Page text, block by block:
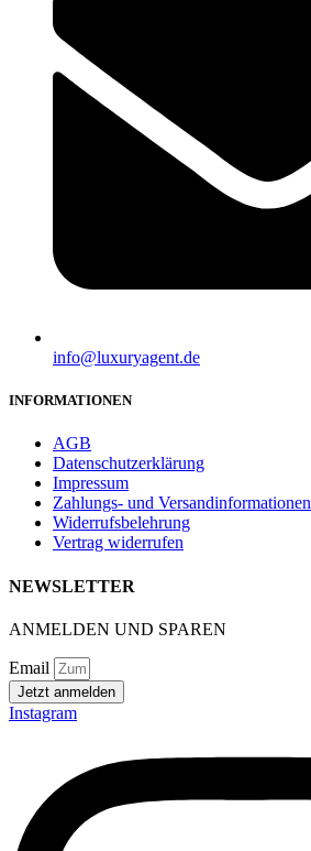
info@luxuryagent.de
INFORMATIONEN
AGB
Datenschutzerklärung
Impressum
Zahlungs- und Versandinformationen
Widerrufsbelehrung
Vertrag widerrufen
NEWSLETTER
ANMELDEN UND SPAREN
Email
Jetzt anmelden
Instagram